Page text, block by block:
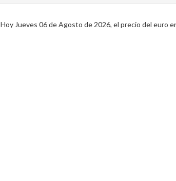
Hoy Jueves 06 de Agosto de 2026, el precio del euro